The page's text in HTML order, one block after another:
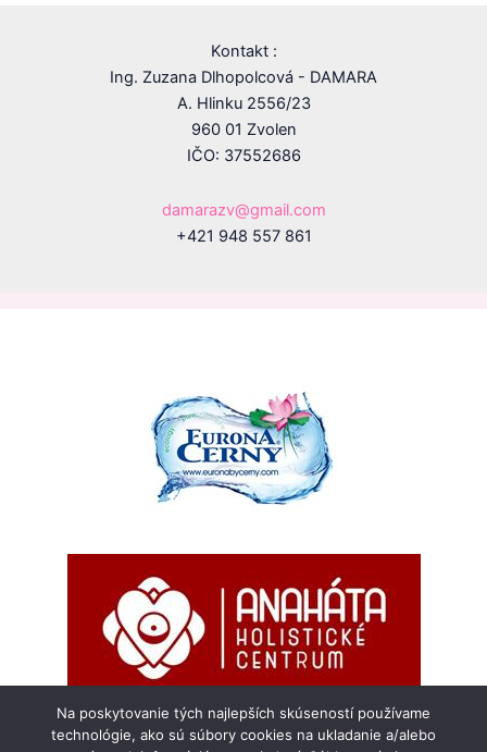
Kontakt :
Ing. Zuzana Dlhopolcová - DAMARA
A. Hlinku 2556/23
960 01 Zvolen
IČO: 37552686
damarazv@gmail.com
+421 948 557 861
Na poskytovanie tých najlepších skúseností používame
technológie, ako sú súbory cookies na ukladanie a/alebo